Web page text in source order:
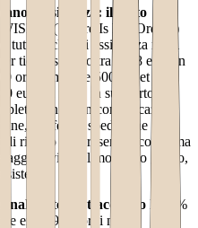
l'assistenza: il costo
(Where Is My Order?)
tutti i ticket di assistenza negli
ticket stimato tra 4 e 8 euro in
ordini/mese e 500 ticket
euro al mese in supporto che
con comunicazioni
conferma spedizione con
ritardo (se presente), conferma
inviato al momento giusto,
post-acquisto Il 68%
entro 90 giorni non è